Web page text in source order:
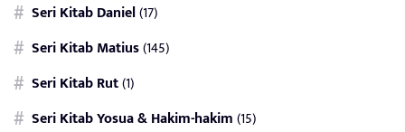
Seri Kitab Daniel(17)
Seri Kitab Matius(145)
Seri Kitab Rut(1)
Seri Kitab Yosua & Hakim-hakim(15)